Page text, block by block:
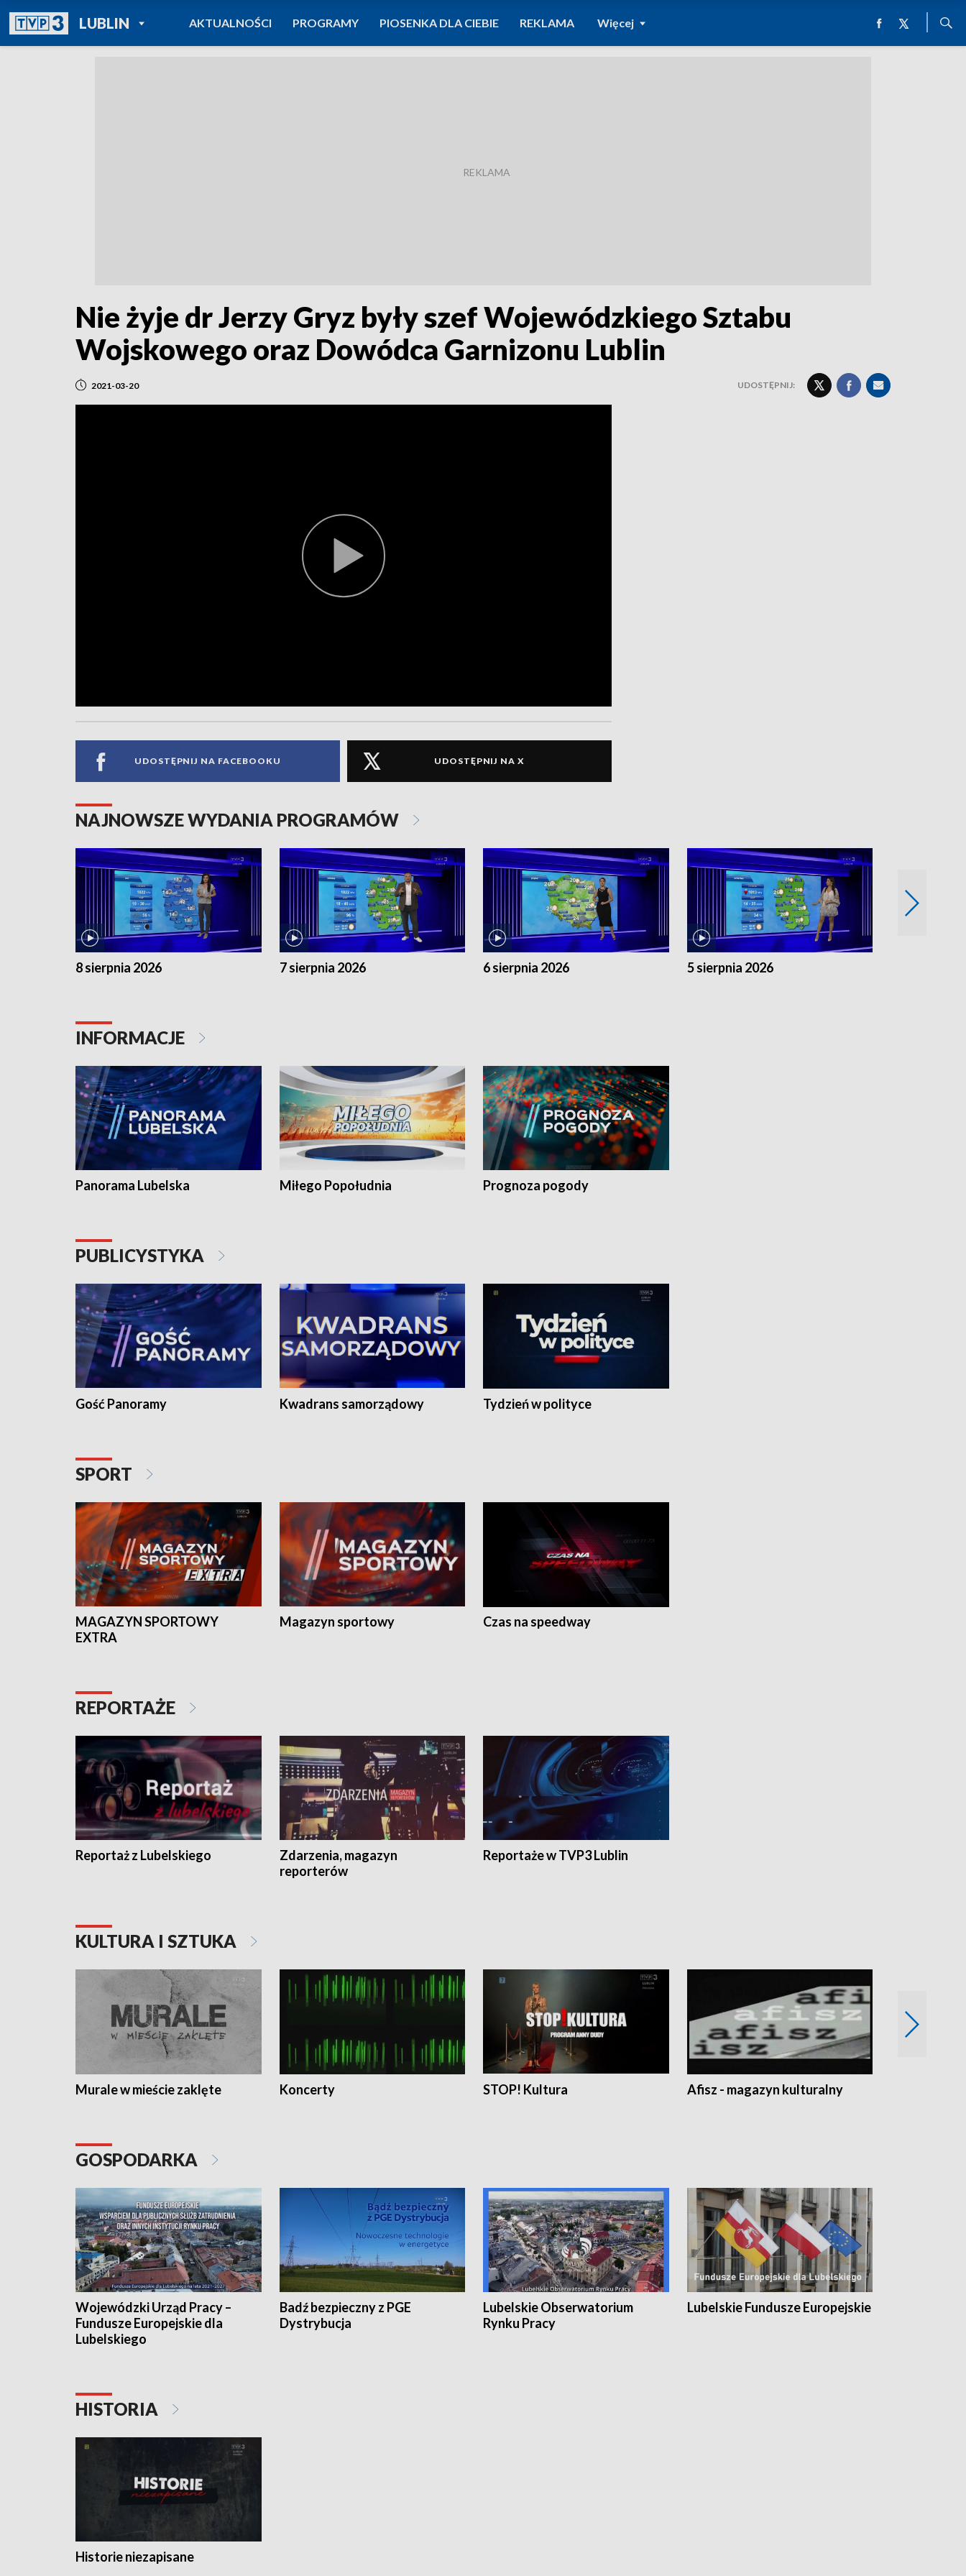
LUBLINPOWRÓT DO
TVP REGIONY
AKTUALNOŚCI PROGRAMY PIOSENKA DLA CIEBIE REKLAMA Więcej
Nie żyje dr Jerzy Gryz były szef Wojewódzkiego Sztabu
Wojskowego oraz Dowódca Garnizonu Lublin
2021-03-20 UDOSTĘPNIJ:
UDOSTĘPNIJ NA FACEBOOKU UDOSTĘPNIJ NA X
NAJNOWSZE WYDANIA PROGRAMÓW
8 sierpnia 2026 7 sierpnia 2026 6 sierpnia 2026 5 sierpnia 2026
INFORMACJE
Panorama Lubelska Miłego Popołudnia Prognoza pogody
PUBLICYSTYKA
Gość Panoramy Kwadrans samorządowy Tydzień w polityce
SPORT
MAGAZYN SPORTOWY
EXTRA
Magazyn sportowy Czas na speedway
REPORTAŻE
Reportaż z Lubelskiego
Zdarzenia, magazyn
reporterów
Reportaże w TVP3 Lublin
KULTURA I SZTUKA
Murale w mieście zaklęte Koncerty STOP! Kultura Afisz - magazyn kulturalny
GOSPODARKA
Wojewódzki Urząd Pracy –
Fundusze Europejskie dla
Lubelskiego
Badź bezpieczny z PGE
Dystrybucja
Lubelskie Obserwatorium
Rynku Pracy
Lubelskie Fundusze Europejskie
HISTORIA
Historie niezapisane